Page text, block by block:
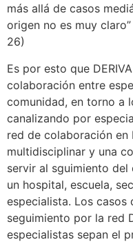
más allá de casos
origen no es muy
26)
Es por esto que
colaboración entre
comunidad, en torno a
canalizando por
red de colaboración en
multidisciplinar y una
servir al sguimiento del
un hospital, escuela,
especialista. Los casos
seguimiento por la red
especialistas sepan el